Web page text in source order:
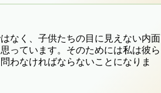
なく、子供たちの目に見えない内面
っています。そのためには私は彼ら
わなければならないことになりま